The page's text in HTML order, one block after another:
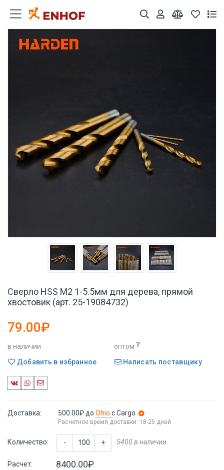
Сверло HSS M2 1-5.5мм для дерева, прямой
хвостовик (арт. 25-19084732)
79.00₽
в наличии
оптом
Добавить в избранное
Написать поставщику
Доставка: 500.00₽ до Ohio с Cargo
Расчетное время доставки: 18-25 дней
Количество: - + 5400 в наличии
Расчет: 8400.00₽